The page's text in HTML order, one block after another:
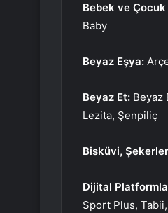
Bebek ve
Baby
Beyaz Eşya:
Beyaz Et: Beyaz
Lezita, Şenpiliç
Bisküvi,
Dijital
Sport Plus,